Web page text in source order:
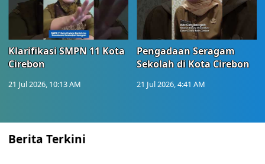
Klarifikasi SMPN 11 Kota
Cirebon
21 Jul 2026, 10:13 AM
Pengadaan Seragam
Sekolah di Kota Cirebon
21 Jul 2026, 4:41 AM
Berita Terkini